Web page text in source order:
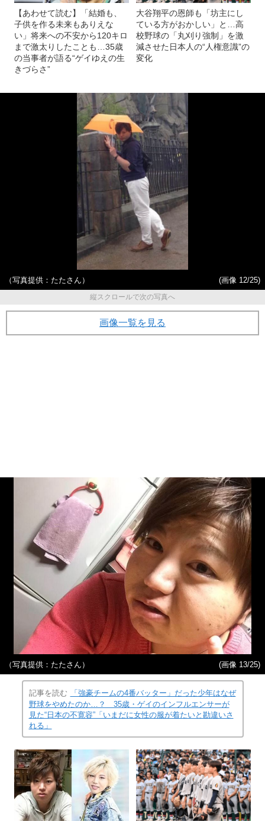
【あわせて読む】「結婚も、
子供を作る未来もありえな
い」将来への不安から120キロ
まで激太りしたことも…35歳
の当事者が語る“ゲイゆえの生
きづらさ”
大谷翔平の恩師も「坊主にし
ている方がおかしい」と…高
校野球の「丸刈り強制」を激
減させた日本人の“人権意識”の
変化
（写真提供：たたさん）
(画像 12/25)
縦スクロールで次の写真へ
画像一覧を見る
（写真提供：たたさん） (画像 13/25)
記事を読む
「強豪チームの4番バッター」だった少年はなぜ
野球をやめたのか…？ 35歳・ゲイのインフルエンサーが
見た“日本の不寛容”「いまだに女性の服が着たいと勘違いさ
れる」